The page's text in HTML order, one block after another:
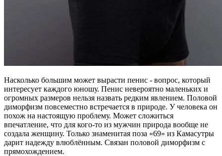
Насколько большим может вырасти пенис - вопрос, который
интересует каждого юношу. Пенис невероятно маленьких и
огромных размеров нельзя назвать редким явлением. Половой
диморфизм повсеместно встречается в природе. У человека он
похож на настоящую проблему. Может сложиться
впечатление, что для кого-то из мужчин природа вообще не
создала женщину. Только знаменитая поза «69» из Камасутры
дарит надежду влюблённым. Связан половой диморфизм с
прямохождением.